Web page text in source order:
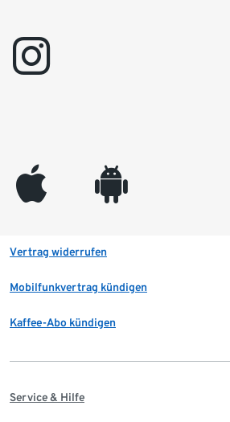
instagram
appleinc android
Vertrag widerrufen
Mobilfunkvertrag kündigen
Kaffee-Abo kündigen
Service & Hilfe